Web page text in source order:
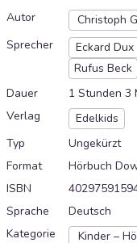
Autor
Christoph
Sprecher
Eckard Dux
Rufus Beck
Dauer
1 Stunden 3
Verlag
Edelkids
Typ
Ungekürzt
Format
Hörbuch
ISBN
Sprache
Deutsch
Kategorie
Kinder –